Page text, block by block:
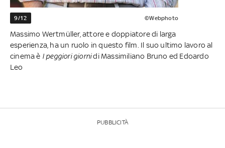
9/12 ©Webphoto
Massimo Wertmüller, attore e doppiatore di larga
esperienza, ha un ruolo in questo film. Il suo ultimo lavoro al
cinema è I peggiori giornidi Massimiliano Bruno ed Edoardo
Leo
PUBBLICITÀ